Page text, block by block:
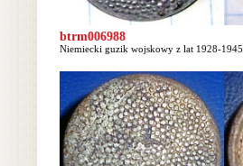
btrm006988
Niemiecki guzik wojskowy z lat 1928-